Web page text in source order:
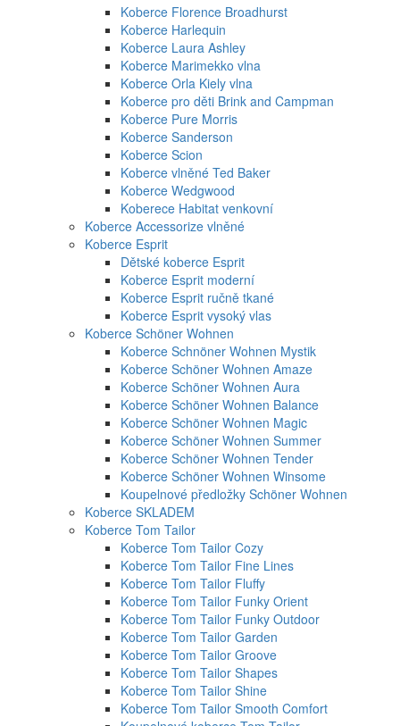
Koberce Florence Broadhurst
Koberce Harlequin
Koberce Laura Ashley
Koberce Marimekko vlna
Koberce Orla Kiely vlna
Koberce pro děti Brink and Campman
Koberce Pure Morris
Koberce Sanderson
Koberce Scion
Koberce vlněné Ted Baker
Koberce Wedgwood
Koberece Habitat venkovní
Koberce Accessorize vlněné
Koberce Esprit
Dětské koberce Esprit
Koberce Esprit moderní
Koberce Esprit ručně tkané
Koberce Esprit vysoký vlas
Koberce Schöner Wohnen
Koberce Schnöner Wohnen Mystik
Koberce Schöner Wohnen Amaze
Koberce Schöner Wohnen Aura
Koberce Schöner Wohnen Balance
Koberce Schöner Wohnen Magic
Koberce Schöner Wohnen Summer
Koberce Schöner Wohnen Tender
Koberce Schöner Wohnen Winsome
Koupelnové předložky Schöner Wohnen
Koberce SKLADEM
Koberce Tom Tailor
Koberce Tom Tailor Cozy
Koberce Tom Tailor Fine Lines
Koberce Tom Tailor Fluffy
Koberce Tom Tailor Funky Orient
Koberce Tom Tailor Funky Outdoor
Koberce Tom Tailor Garden
Koberce Tom Tailor Groove
Koberce Tom Tailor Shapes
Koberce Tom Tailor Shine
Koberce Tom Tailor Smooth Comfort